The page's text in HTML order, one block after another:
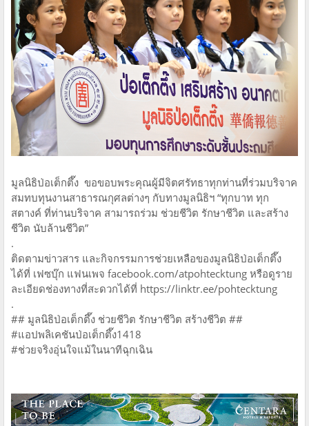
มูลนิธิป่อเต็กตึ๊ง ขอขอบพระคุณผู้มีจิตศรัทธาทุกท่านที่ร่วมบริจาค
สมทบทุนงานสาธารณกุศลต่างๆ กับทางมูลนิธิฯ “ทุกบาท ทุก
สตางค์ ที่ท่านบริจาค สามารถร่วม ช่วยชีวิต รักษาชีวิต และสร้าง
ชีวิต นับล้านชีวิต”
.
ติดตามข่าวสาร และกิจกรรมการช่วยเหลือของมูลนิธิป่อเต็กตึ๊ง
ได้ที่ เฟซบุ๊ก แฟนเพจ facebook.com/atpohtecktung หรือดูราย
ละเอียดช่องทางที่สะดวกได้ที่ https://linktr.ee/pohtecktung
.
## มูลนิธิป่อเต็กตึ๊ง ช่วยชีวิต รักษาชีวิต สร้างชีวิต ##
#แอปพลิเคชันป่อเต็กตึ๊ง1418
#ช่วยจริงอุ่นใจแม้ในนาทีฉุกเฉิน